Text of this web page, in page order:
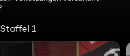
1